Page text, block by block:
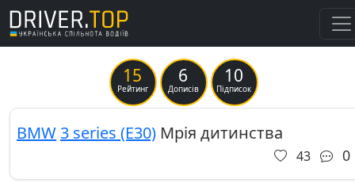
15
Рейтинг
6
Дописів
10
Підписок
BMW 3 series (E30) Мрія дитинства
43 0